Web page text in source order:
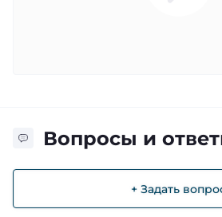
Вопросы и
+ Задать